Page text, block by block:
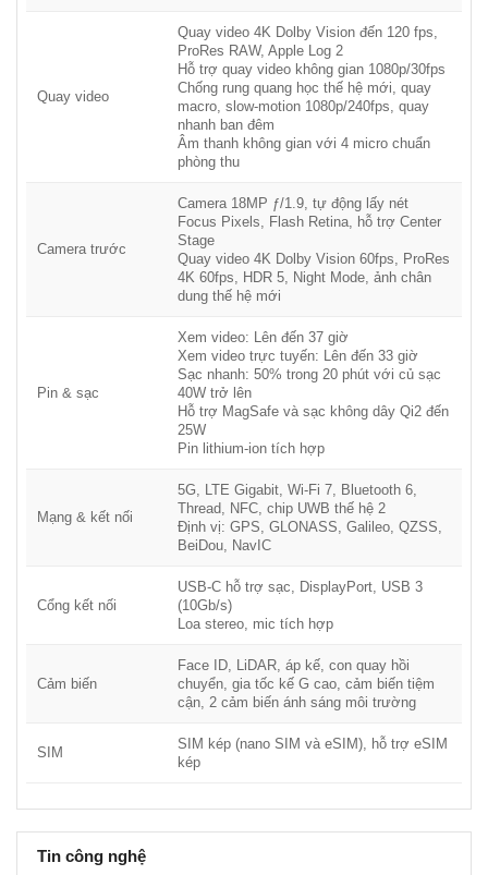
Quay video
Quay video 4K Dolby Vision đến 120 fps,
ProRes RAW, Apple Log 2
Hỗ trợ quay video không gian 1080p/30fps
Chống rung quang học thế hệ mới, quay
macro, slow-motion 1080p/240fps, quay
nhanh ban đêm
Âm thanh không gian với 4 micro chuẩn
phòng thu
Camera trước
Camera 18MP ƒ/1.9, tự động lấy nét
Focus Pixels, Flash Retina, hỗ trợ Center
Stage
Quay video 4K Dolby Vision 60fps, ProRes
4K 60fps, HDR 5, Night Mode, ảnh chân
dung thế hệ mới
Pin & sạc
Xem video: Lên đến 37 giờ
Xem video trực tuyến: Lên đến 33 giờ
Sạc nhanh: 50% trong 20 phút với củ sạc
40W trở lên
Hỗ trợ MagSafe và sạc không dây Qi2 đến
25W
Pin lithium-ion tích hợp
Mạng & kết nối
5G, LTE Gigabit, Wi-Fi 7, Bluetooth 6,
Thread, NFC, chip UWB thế hệ 2
Định vị: GPS, GLONASS, Galileo, QZSS,
BeiDou, NavIC
Cổng kết nối
USB-C hỗ trợ sạc, DisplayPort, USB 3
(10Gb/s)
Loa stereo, mic tích hợp
Cảm biến
Face ID, LiDAR, áp kế, con quay hồi
chuyển, gia tốc kế G cao, cảm biến tiệm
cận, 2 cảm biến ánh sáng môi trường
SIM
SIM kép (nano SIM và eSIM), hỗ trợ eSIM
kép
Tin công nghệ